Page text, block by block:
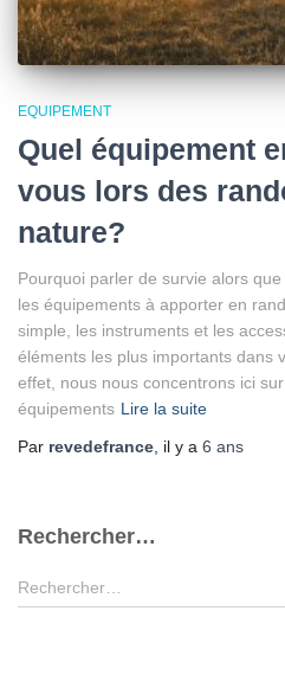
EQUIPEMENT
Quel équipement
vous lors des
nature?
Pourquoi parler de survie alors
les équipements à apporter en
simple, les instruments et les
éléments les plus importants dans
effet, nous nous concentrons ici
équipements Lire la suite
Par revedefrance, il y a 6 ans
Rechercher…
R
e
Rechercher…